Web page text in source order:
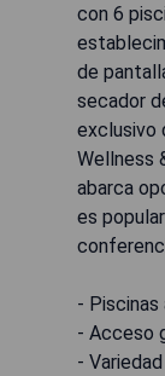
con 6
de
secador
exclusivo
Wellness
abarca
es
-
- Acceso
-